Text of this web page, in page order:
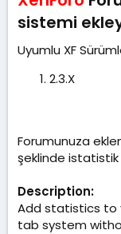
t
a
r
i
i
sistemi
Uyumlu XF
2.3.X
Forumunuza
şeklinde istatistik
Description:
Add statistics to
tab system